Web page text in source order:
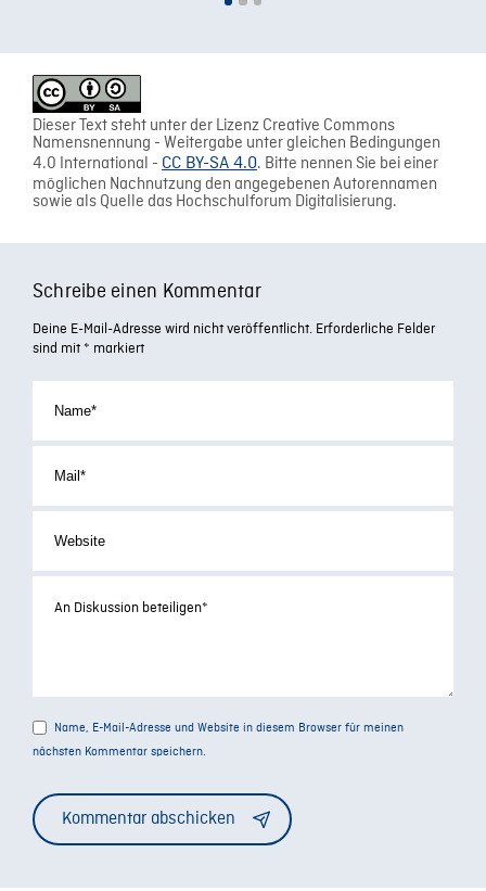
Dieser Text steht unter der Lizenz Creative Commons
Namensnennung - Weitergabe unter gleichen Bedingungen
4.0 International - CC BY-SA 4.0. Bitte nennen Sie bei einer
möglichen Nachnutzung den angegebenen Autorennamen
sowie als Quelle das Hochschulforum Digitalisierung.
Schreibe einen Kommentar
Deine E-Mail-Adresse wird nicht veröffentlicht. Erforderliche Felder
sind mit * markiert
Name, E-Mail-Adresse und Website in diesem Browser für meinen
nächsten Kommentar speichern.